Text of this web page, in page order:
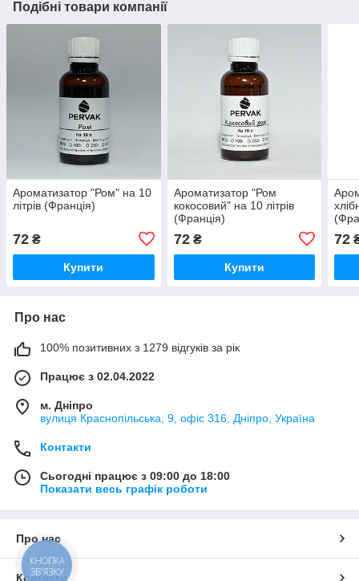
Подібні товари компанії
Ароматизатор "Ром" на 10
літрів (Франція)
72 ₴
Купити
Ароматизатор "Ром
кокосовий" на 10 літрів
(Франція)
72₴
Купити
72
Про нас
100% позитивних з 1279 відгуків за рік
Працює з 02.04.2022
м. Дніпро
вулиця Краснопільська, 9, офіс 316, Дніпро, Україна
Контакти
Сьогодні працює з 09:00 до 18:00
Показати весь графік роботи
Про нас
Контакти
КНОПКА
ЗВ'ЯЗКУ